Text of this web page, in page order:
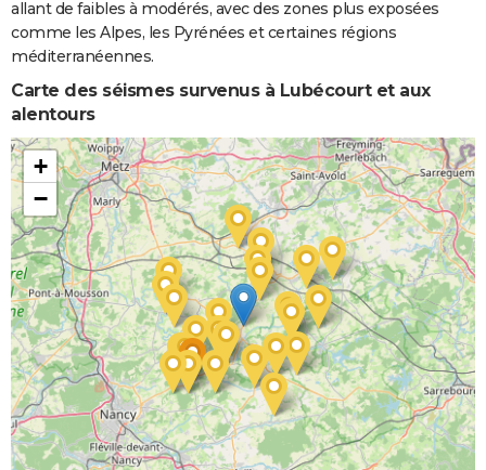
allant de faibles à modérés, avec des zones plus exposées
comme les Alpes, les Pyrénées et certaines régions
méditerranéennes.
Carte des séismes survenus à Lubécourt et aux
alentours
+
−